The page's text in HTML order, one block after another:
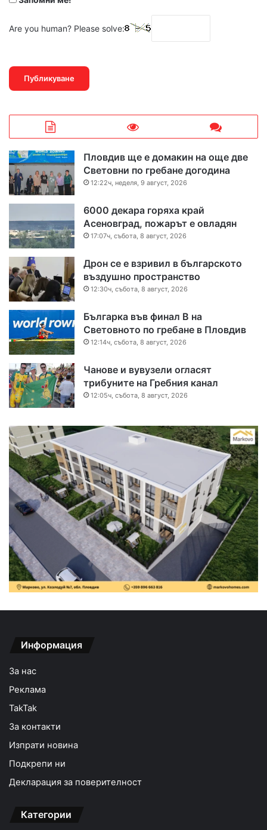
Are you human? Please solve:
Пловдив ще е домакин на още две
Световни по гребане догодина
12:22ч, неделя, 9 август, 2026
6000 декара горяха край
Асеновград, пожарът е овладян
17:07ч, събота, 8 август, 2026
Дрон се е взривил в българското
въздушно пространство
12:30ч, събота, 8 август, 2026
Българка във финал B на
Световното по гребане в Пловдив
12:14ч, събота, 8 август, 2026
Чанове и вувузели огласят
трибуните на Гребния канал
12:05ч, събота, 8 август, 2026
Информация
За нас
Реклама
TakTak
За контакти
Изпрати новина
Подкрепи ни
Декларация за поверителност
Категории